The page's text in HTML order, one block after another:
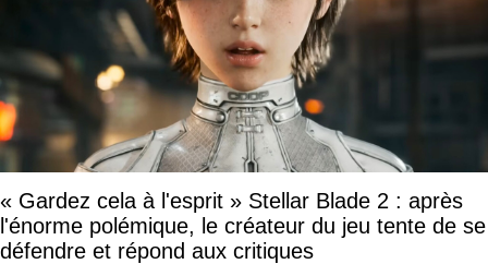
« Gardez cela à l'esprit » Stellar Blade 2 : après
l'énorme polémique, le créateur du jeu tente de se
défendre et répond aux critiques